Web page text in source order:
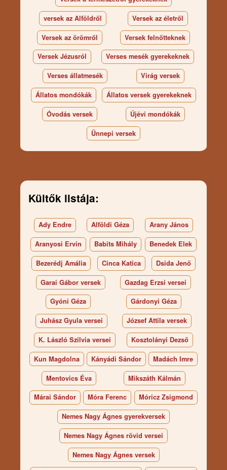
versek az Alföldről Versek az életről
Versek az örömről Versek felnőtteknek
Versek Jézusról Verses mesék gyerekeknek
Verses állatmesék Virág versek
Állatos mondókák Állatos versek gyerekeknek
Óvodás versek Újévi mondókák
Ünnepi versek
Kültők listája:
Ady Endre Alföldi Géza Arany János
Aranyosi Ervin Babits Mihály Benedek Elek
Bezerédj Amália Cinca Katica Dsida Jenő
Garai Gábor versek Gazdag Erzsi versei
Gyóni Géza Gárdonyi Géza
Juhász Gyula versei József Attila versek
K. László Szilvia versei Kosztolányi Dezső
Kun Magdolna Kányádi Sándor Madách Imre
Mentovics Éva Mikszáth Kálmán
Márai Sándor Móra Ferenc Móricz Zsigmond
Nemes Nagy Ágnes gyerekversek
Nemes Nagy Ágnes rövid versei
Nemes Nagy Ágnes versek